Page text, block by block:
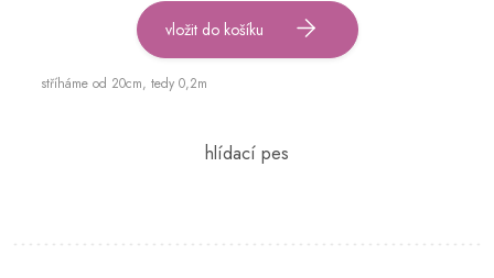
vložit do košíku
stříháme od 20cm, tedy 0,2m